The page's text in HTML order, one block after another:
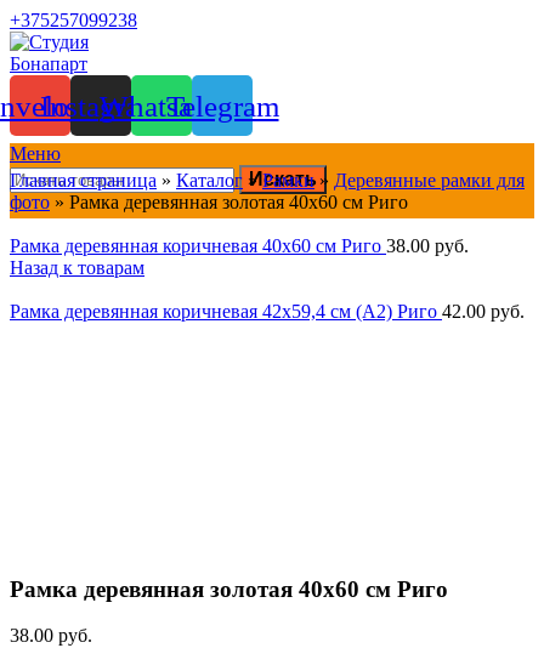
+375257099238
InstagramWhatsappTelegram
Меню
Искать
Главная страница » Каталог »Рамки» Деревянные рамки для
фото » Рамка деревянная золотая 40х60 см Риго
Рамка деревянная коричневая 40х60 см Риго 38.00 руб.
Назад к товарам
Рамка деревянная коричневая 42х59,4 см (А2) Риго 42.00 руб.
Рамка деревянная золотая 40х60 см Риго
38.00 руб.